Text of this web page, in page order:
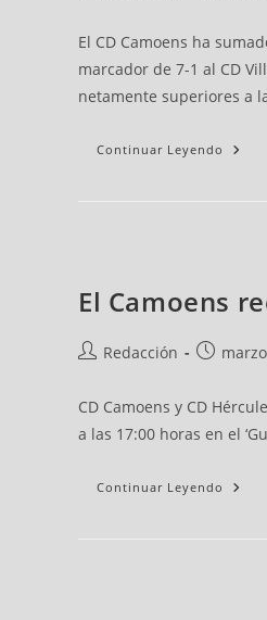
El CD Camoens ha
marcador de 7-1 al CD
netamente superiores a
Continuar Leyendo
El Camoens
Redacción
CD Camoens y CD
a las 17:00 horas en el
Continuar Leyendo